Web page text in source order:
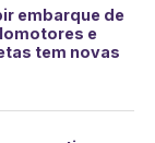
embarque de
e
tem novas